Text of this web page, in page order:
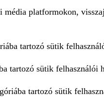
platformokon,
tartozó sütik
tartozó sütik felhasználói
tartozó sütik